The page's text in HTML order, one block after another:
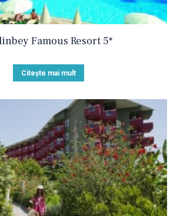
Famous Resort 5*
Citește mai mult